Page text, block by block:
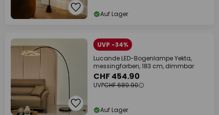
Auf Lager
UVP -34%
Lucande LED-Bogenlampe Yekta,
messingfarben, 183 cm, dimmbar
CHF 454.90
UVPCHF 689.90
Auf Lager